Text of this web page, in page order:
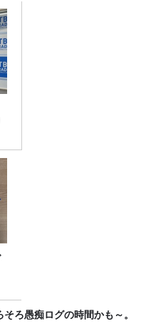
そろ愚痴ログの時間かも～。